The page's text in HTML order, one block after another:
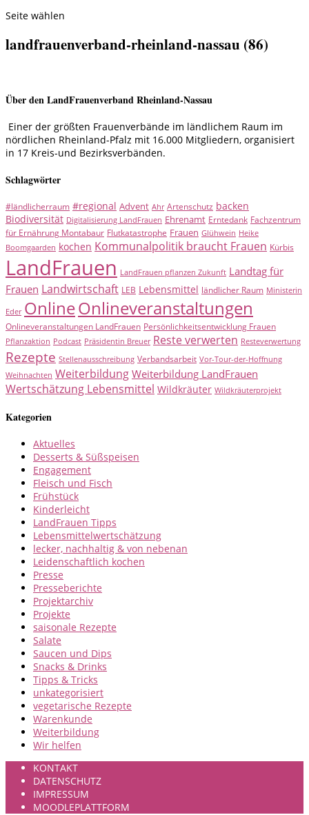
Seite wählen
landfrauenverband-rheinland-nassau (86)
Über den LandFrauenverband Rheinland-Nassau
Einer der größten Frauenverbände im ländlichem Raum im
nördlichen Rheinland-Pfalz mit 16.000 Mitgliedern, organisiert
in 17 Kreis-und Bezirksverbänden.
Schlagwörter
#ländlicherraum #regional Advent Ahr Artenschutz backen
Biodiversität Digitalisierung LandFrauen Ehrenamt Erntedank Fachzentrum
für Ernährung Montabaur Flutkatastrophe Frauen Glühwein Heike
Boomgaarden kochen Kommunalpolitik braucht Frauen Kürbis
LandFrauen LandFrauen pflanzen Zukunft Landtag für
Frauen Landwirtschaft LEB Lebensmittel ländlicher Raum Ministerin
Eder OnlineOnlineveranstaltungen
Onlineveranstaltungen LandFrauen Persönlichkeitsentwicklung Frauen
Pflanzaktion Podcast Präsidentin Breuer Reste verwerten Resteverwertung
Rezepte Stellenausschreibung Verbandsarbeit Vor-Tour-der-Hoffnung
Weihnachten Weiterbildung Weiterbildung LandFrauen
Wertschätzung Lebensmittel Wildkräuter Wildkräuterprojekt
Kategorien
Aktuelles
Desserts & Süßspeisen
Engagement
Fleisch und Fisch
Frühstück
Kinderleicht
LandFrauen Tipps
Lebensmittelwertschätzung
lecker, nachhaltig & von nebenan
Leidenschaftlich kochen
Presse
Presseberichte
Projektarchiv
Projekte
saisonale Rezepte
Salate
Saucen und Dips
Snacks & Drinks
Tipps & Tricks
unkategorisiert
vegetarische Rezepte
Warenkunde
Weiterbildung
Wir helfen
KONTAKT
DATENSCHUTZ
IMPRESSUM
MOODLEPLATTFORM